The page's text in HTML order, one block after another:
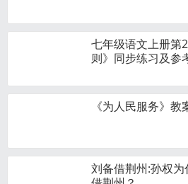
七年级语文上册第
则》同步练习及参
《为人民服务》教
刘备借荆州:孙权